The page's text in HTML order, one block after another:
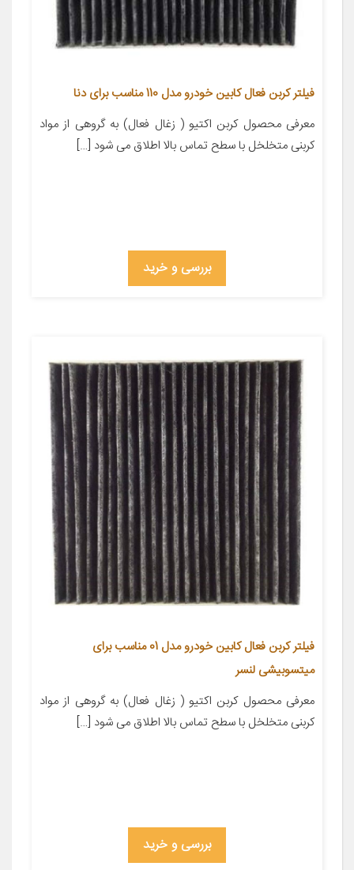
فیلتر کربن فعال کابین خودرو مدل 110 مناسب برای دنا
معرفی محصول کربن اکتیو ( زغال فعال) به گروهی از مواد
کربنی متخلخل با سطح تماس بالا اطلاق می شود […]
بررسی و خرید
فیلتر کربن فعال کابین خودرو مدل 01 مناسب برای
میتسوبیشی لنسر
معرفی محصول کربن اکتیو ( زغال فعال) به گروهی از مواد
کربنی متخلخل با سطح تماس بالا اطلاق می شود […]
بررسی و خرید